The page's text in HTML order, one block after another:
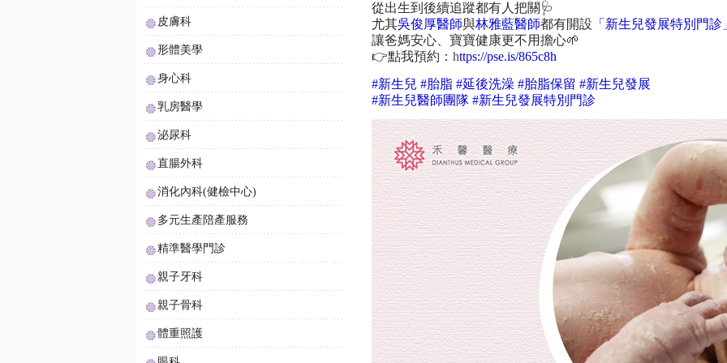
皮膚科
形體美學
身心科
乳房醫學
泌尿科
直腸外科
消化內科(健檢中心)
多元生產陪產服務
精準醫學門診
親子牙科
親子骨科
體重照護
從出生到後續追蹤都有人把關🩺
尤其吳俊厚醫師與林雅藍醫師都有開設 「新生兒發展特別門診
讓爸媽安心、寶寶健康更不用擔心🌱
👉點我預約：https://pse.is/865c8h
#新生兒 #胎脂 #延後洗澡 #胎脂保留 #新生兒發展
#新生兒醫師團隊 #新生兒發展特別門診